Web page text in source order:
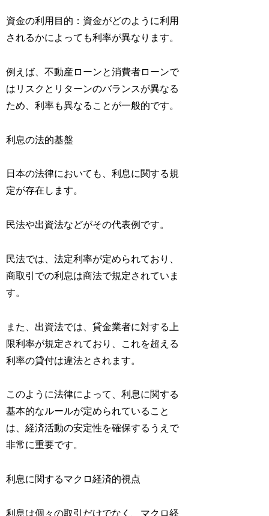
資金の利用目的：資金がどのように利用
されるかによっても利率が異なります。
例えば、不動産ローンと消費者ローンで
はリスクとリターンのバランスが異なる
ため、利率も異なることが一般的です。
利息の法的基盤
日本の法律においても、利息に関する規
定が存在します。
民法や出資法などがその代表例です。
民法では、法定利率が定められており、
商取引での利息は商法で規定されていま
す。
また、出資法では、貸金業者に対する上
限利率が規定されており、これを超える
利率の貸付は違法とされます。
このように法律によって、利息に関する
基本的なルールが定められていること
は、経済活動の安定性を確保するうえで
非常に重要です。
利息に関するマクロ経済的視点
利息は個々の取引だけでなく、マクロ経